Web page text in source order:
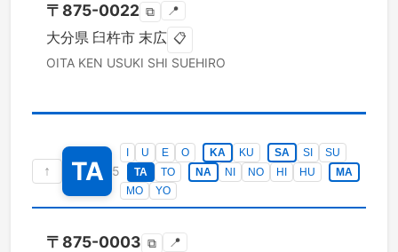
〒 875-0022 ⧉ 📍
大分県 臼杵市 末広 📋
OITA KEN USUKI SHI SUEHIRO
↑ TA 5
U E O KA KU SA SI
SU
TA
TO NA NI NO HI HU
MA
MO
YO
〒 875-0003 ⧉ 📍